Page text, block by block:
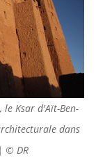
Ksar d'Aït-Ben-
dans
© DR